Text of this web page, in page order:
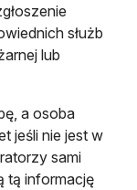
służb
lub
a osoba
jeśli nie jest w
sami
tą informację